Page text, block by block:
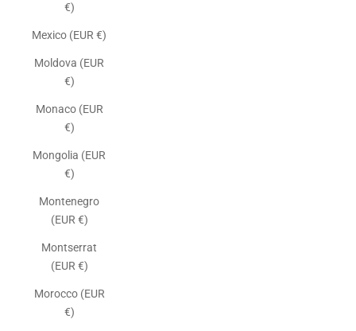
€)
Mexico (EUR €)
Moldova (EUR
€)
Monaco (EUR
€)
Mongolia (EUR
€)
Montenegro
(EUR €)
Montserrat
(EUR €)
Morocco (EUR
€)